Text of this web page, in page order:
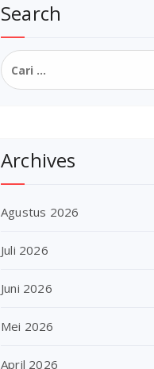
Search
Cari
untuk:
Archives
Agustus 2026
Juli 2026
Juni 2026
Mei 2026
April 2026